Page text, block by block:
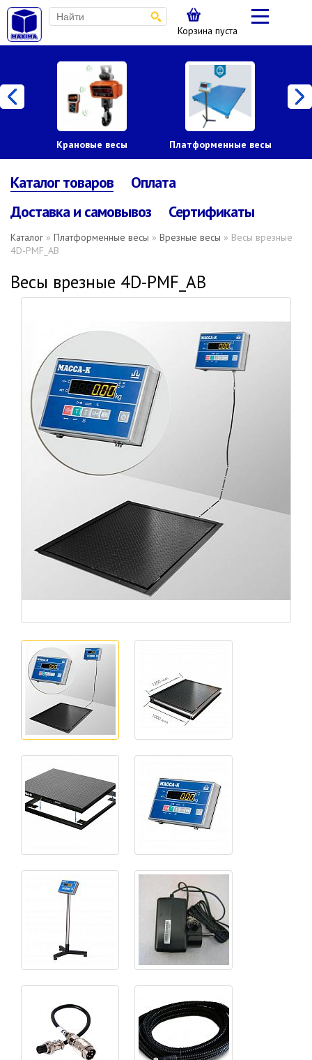
Корзина пуста
Крановые весы Платформенные весы
Каталог товаров
Оплата
Доставка и самовывоз
Сертификаты
Каталог » Платформенные весы » Врезные весы » Весы врезные
4D-PMF_AВ
Весы врезные 4D-PMF_AВ